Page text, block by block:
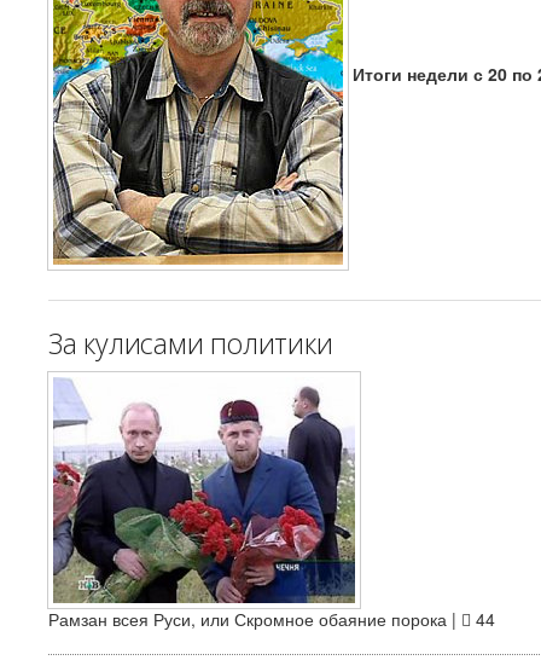
Итоги недели с 20 по
За кулисами политики
Рамзан всея Руси, или Скромное обаяние порока | 44